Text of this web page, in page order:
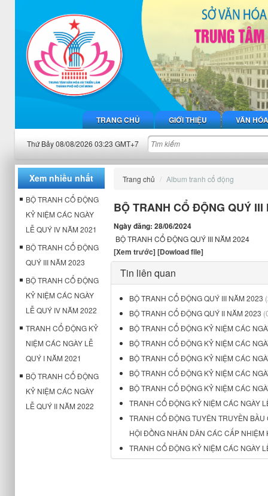
TRANG CHỦ GIỚI THIỆU VĂN HÓA
Thứ Bảy 08/08/2026 03:23 GMT+7
Xem nhiều nhất
BỘ TRANH CỔ ĐỘNG
KỶ NIỆM CÁC NGÀY
LỄ QUÝ IV NĂM 2021
BỘ TRANH CỔ ĐỘNG
QUÝ III NĂM 2023
BỘ TRANH CỔ ĐỘNG
KỶ NIỆM CÁC NGÀY
LỄ QUÝ IV NĂM 2022
TRANH CỔ ĐỘNG KỶ
NIỆM CÁC NGÀY LỄ
QUÝ I NĂM 2021
BỘ TRANH CỔ ĐỘNG
KỶ NIỆM CÁC NGÀY
LỄ QUÝ II NĂM 2022
Trang chủ Album tranh cổ động
BỘ TRANH CỔ ĐỘNG QUÝ III
Ngày đăng: 28/06/2024
BỘ TRANH CỔ ĐỘNG QUÝ III NĂM 2024
[Xem trước] [Dowload file]
Tin liên quan
BỘ TRANH CỔ ĐỘNG QUÝ III NĂM 2023
BỘ TRANH CỔ ĐỘNG QUÝ II NĂM 2023
BỘ TRANH CỔ ĐỘNG KỶ NIỆM CÁC
BỘ TRANH CỔ ĐỘNG KỶ NIỆM CÁC
BỘ TRANH CỔ ĐỘNG KỶ NIỆM CÁC
BỘ TRANH CỔ ĐỘNG KỶ NIỆM CÁC
BỘ TRANH CỔ ĐỘNG KỶ NIỆM CÁC
TRANH CỔ ĐỘNG KỶ NIỆM CÁC NGÀY
TRANH CỔ ĐỘNG TUYÊN TRUYỀN
HỘI ĐỒNG NHÂN DÂN CÁC CẤP NHIỆM
TRANH CỔ ĐỘNG KỶ NIỆM CÁC NGÀY